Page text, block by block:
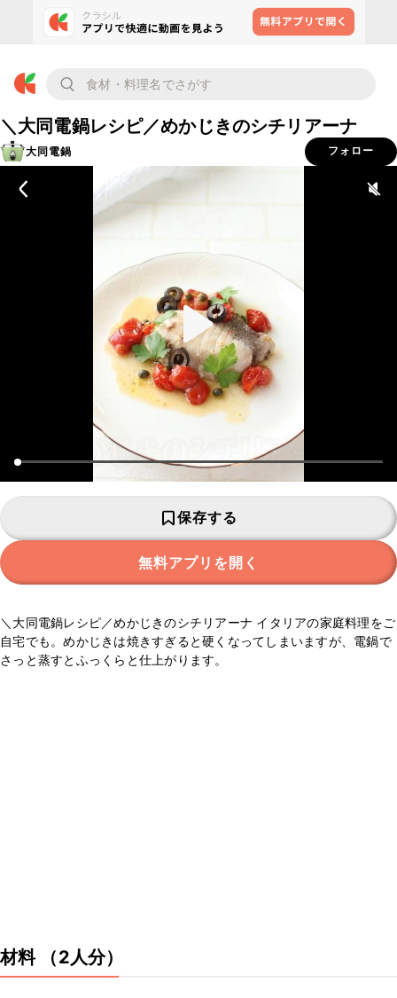
＼大同電鍋レシピ／めかじきのシチリアーナ
大同電鍋 フォロー
保存する
無料アプリを開く
＼大同電鍋レシピ／めかじきのシチリアーナ イタリアの家庭料理をご
自宅でも。めかじきは焼きすぎると硬くなってしまいますが、電鍋で
さっと蒸すとふっくらと仕上がります。
材料 （2人分）